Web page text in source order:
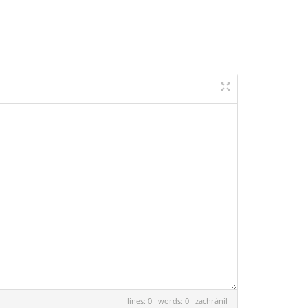
lines: 0 words: 0 zachránil